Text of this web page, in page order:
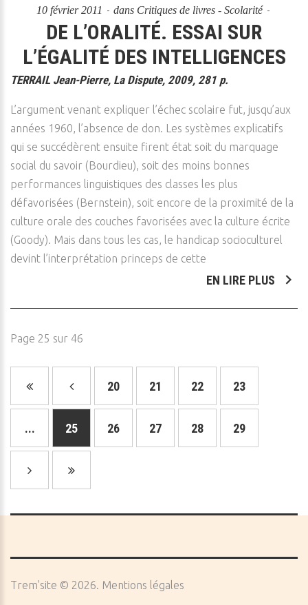
10 février 2011 dans Critiques de livres - Scolarité
DE L’ORALITÉ. ESSAI SUR
L’ÉGALITÉ DES INTELLIGENCES
TERRAIL Jean-Pierre, La Dispute, 2009, 281 p.
L’argument venant expliquer l’échec scolaire fut, jusqu’aux
années 1960, l’absence de don. Les systèmes explicatifs
qui se succédèrent ensuite firent état soit du marquage
social du savoir (Bourdieu), soit des moins bonnes
performances linguistiques des classes les plus
défavorisées (Bernstein), soit encore de la proximité de la
culture orale des couches favorisées avec la culture écrite
(Goody). Mais dans tous les cas, le handicap socioculturel
devint l’interprétation princeps de cette
EN LIRE PLUS
Page 25 sur 46
20 21 22 23
... 25 26 27 28 29
Trem'site © 2026 Mentions légales